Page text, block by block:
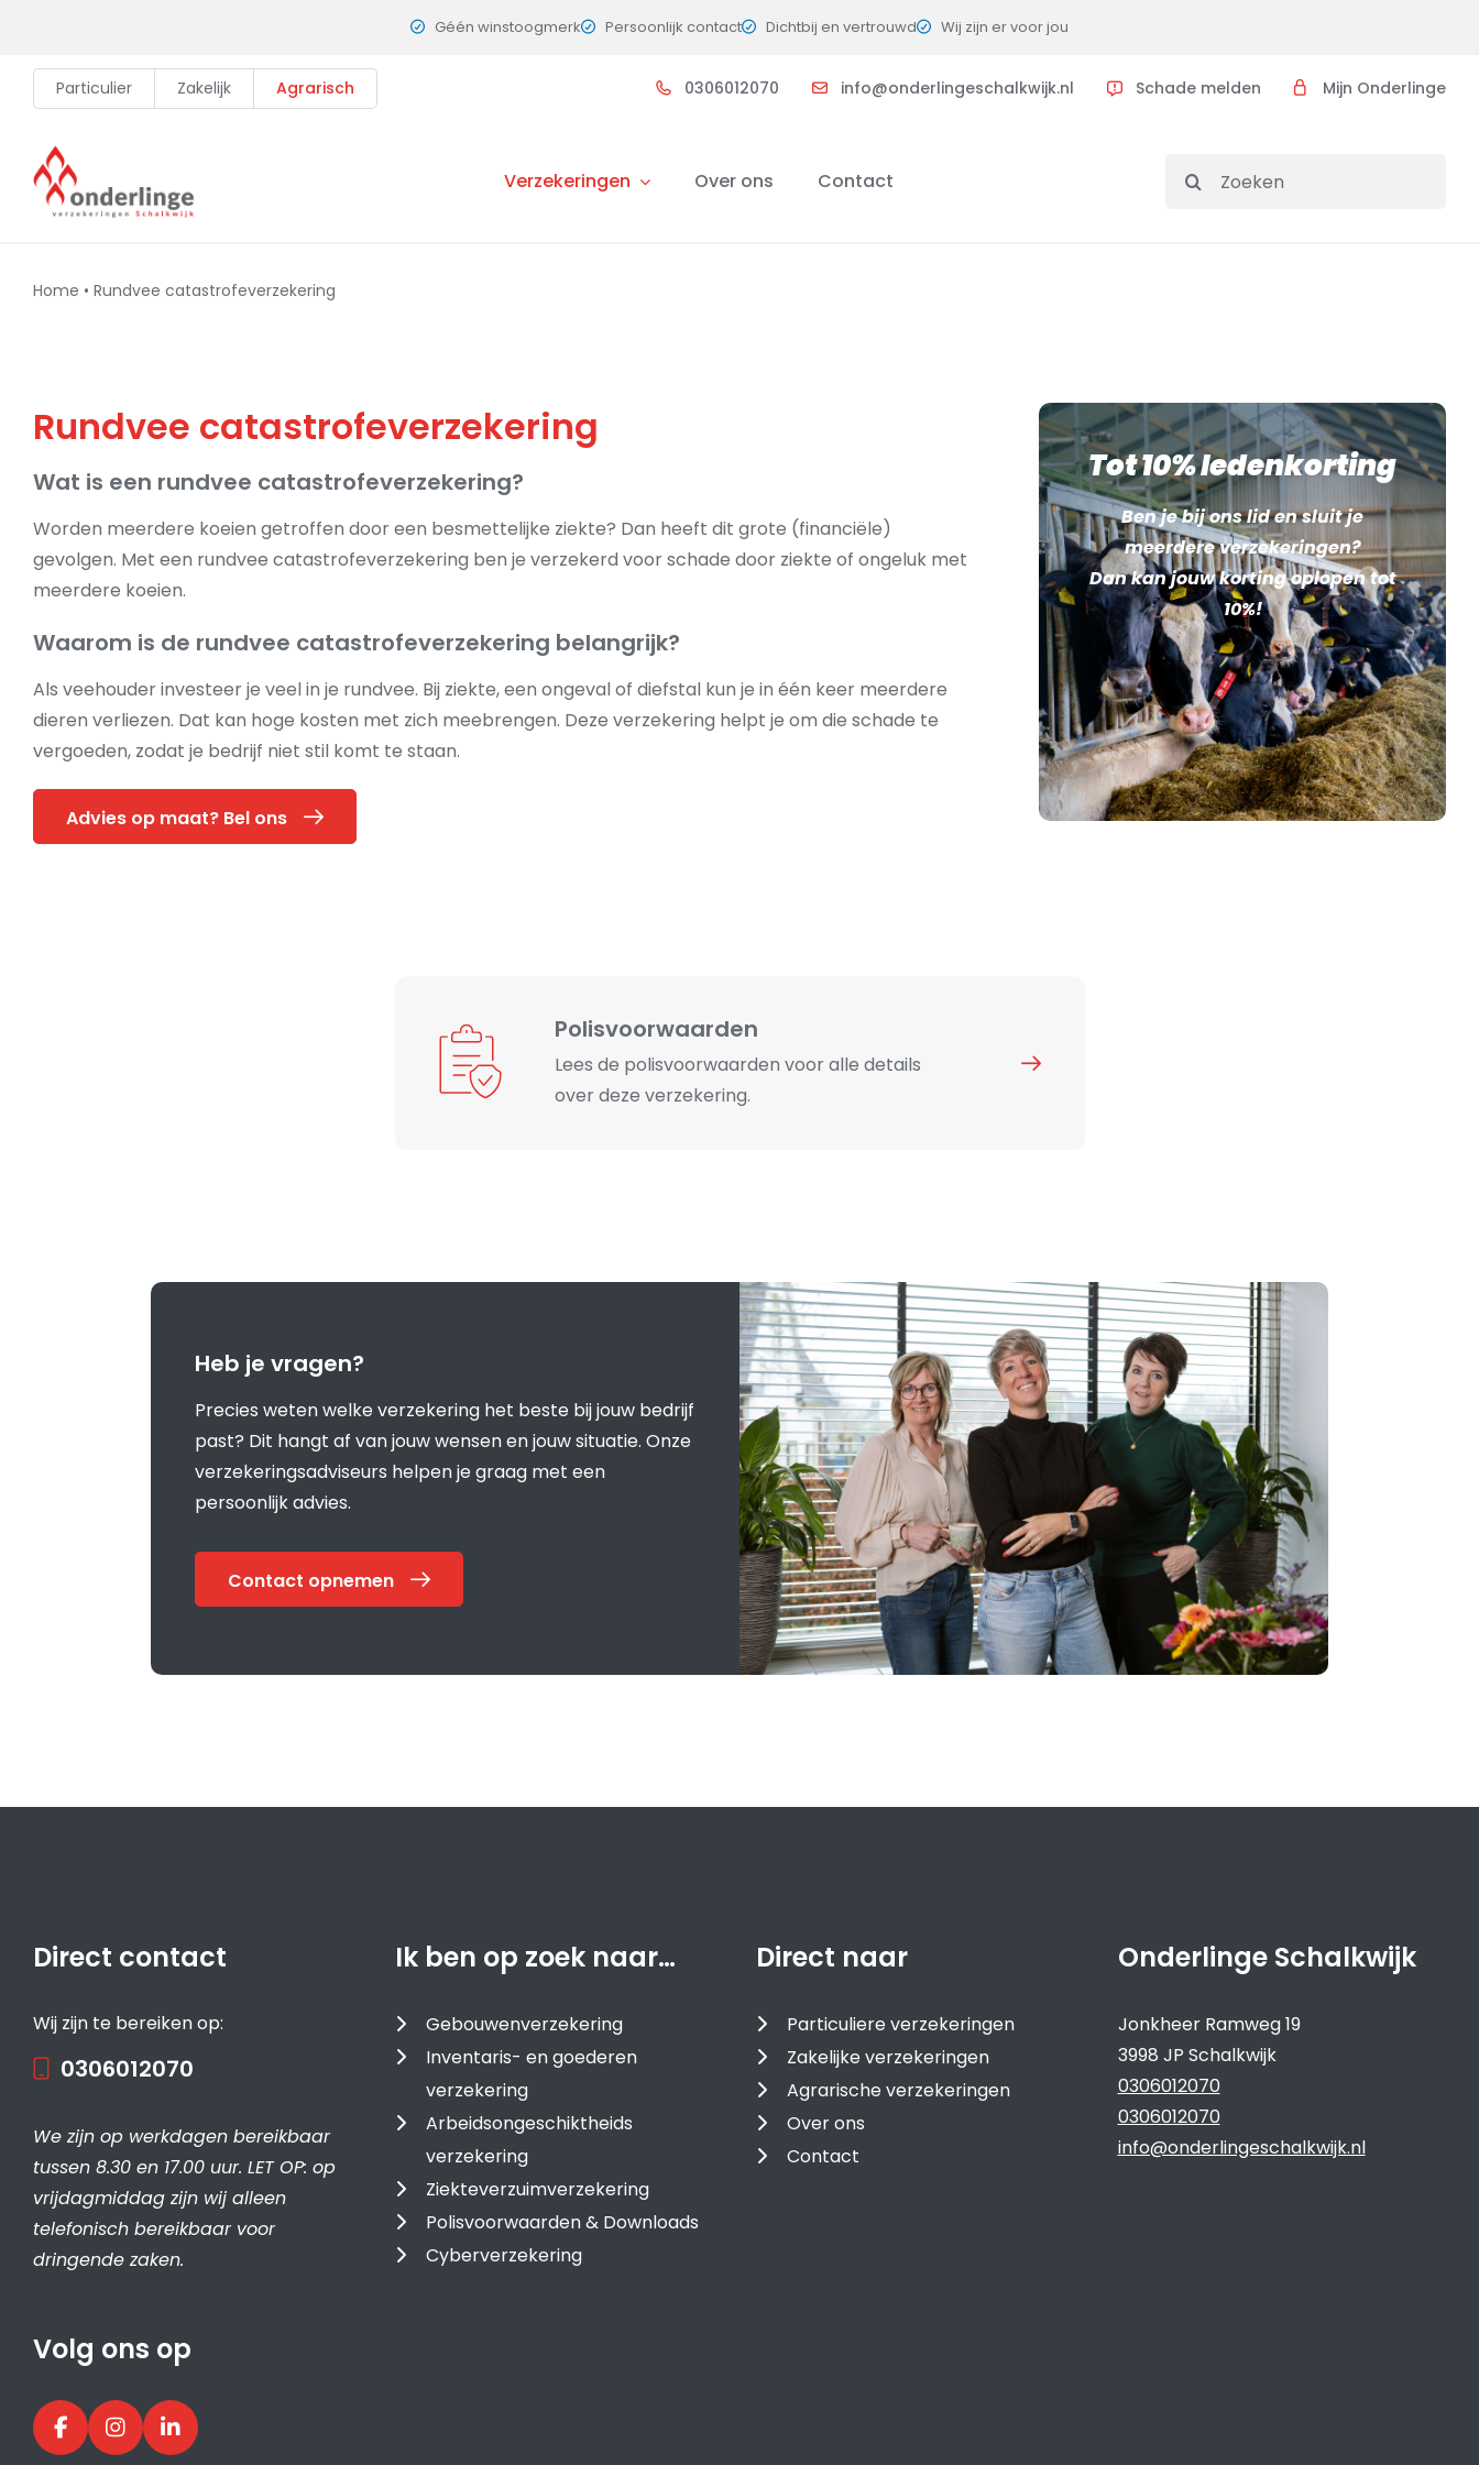
content
Géén winstoogmerk Persoonlijk contact Dichtbij en vertrouwd Wij zijn er voor jou
Particulier Zakelijk Agrarisch 0306012070 info@onderlingeschalkwijk.nl Schade melden Mijn Onderlinge
Verzekeringen Over ons Contact
Search
Home • Rundvee catastrofeverzekering
Rundvee catastrofeverzekering
Wat is een rundvee catastrofeverzekering?
Worden meerdere koeien getroffen door een besmettelijke ziekte? Dan heeft dit grote (financiële)
gevolgen. Met een rundvee catastrofeverzekering ben je verzekerd voor schade door ziekte of ongeluk met
meerdere koeien.
Waarom is de rundvee catastrofeverzekering belangrijk?
Als veehouder investeer je veel in je rundvee. Bij ziekte, een ongeval of diefstal kun je in één keer meerdere
dieren verliezen. Dat kan hoge kosten met zich meebrengen. Deze verzekering helpt je om die schade te
vergoeden, zodat je bedrijf niet stil komt te staan.
Advies op maat? Bel ons
Tot 10% ledenkorting
Ben je bij ons lid en sluit je
meerdere verzekeringen?
Dan kan jouw korting oplopen tot
10%!
Polisvoorwaarden
Lees de polisvoorwaarden voor alle details
over deze verzekering.
Heb je vragen?
Precies weten welke verzekering het beste bij jouw bedrijf
past? Dit hangt af van jouw wensen en jouw situatie. Onze
verzekeringsadviseurs helpen je graag met een
persoonlijk advies.
Contact opnemen
Direct contact
Wij zijn te bereiken op:
0306012070
We zijn op werkdagen bereikbaar
tussen 8.30 en 17.00 uur. LET OP: op
vrijdagmiddag zijn wij alleen
telefonisch bereikbaar voor
dringende zaken.
Volg ons op
Ik ben op zoek naar…
Gebouwenverzekering
Inventaris- en goederen
verzekering
Arbeidsongeschiktheids
verzekering
Ziekteverzuimverzekering
Polisvoorwaarden & Downloads
Cyberverzekering
Direct naar
Particuliere verzekeringen
Zakelijke verzekeringen
Agrarische verzekeringen
Over ons
Contact
Onderlinge Schalkwijk
Jonkheer Ramweg 19
3998 JP Schalkwijk
0306012070
0306012070
info@onderlingeschalkwijk.nl